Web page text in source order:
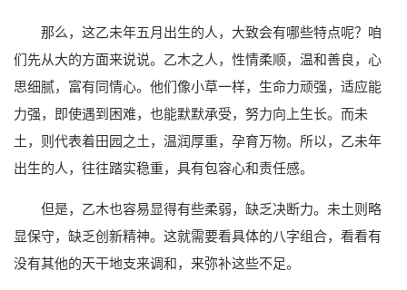
那么，这乙未年五月出生的人，大致会有哪些特点呢？咱
们先从大的方面来说说。乙木之人，性情柔顺，温和善良，心
思细腻，富有同情心。他们像小草一样，生命力顽强，适应能
力强，即使遇到困难，也能默默承受，努力向上生长。而未
土，则代表着田园之土，温润厚重，孕育万物。所以，乙未年
出生的人，往往踏实稳重，具有包容心和责任感。
但是，乙木也容易显得有些柔弱，缺乏决断力。未土则略
显保守，缺乏创新精神。这就需要看具体的八字组合，看看有
没有其他的天干地支来调和，来弥补这些不足。